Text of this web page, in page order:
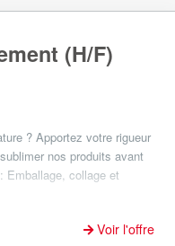
(H/F)
? Apportez votre rigueur
nos produits avant
Emballage, collage et
Voir l'offre